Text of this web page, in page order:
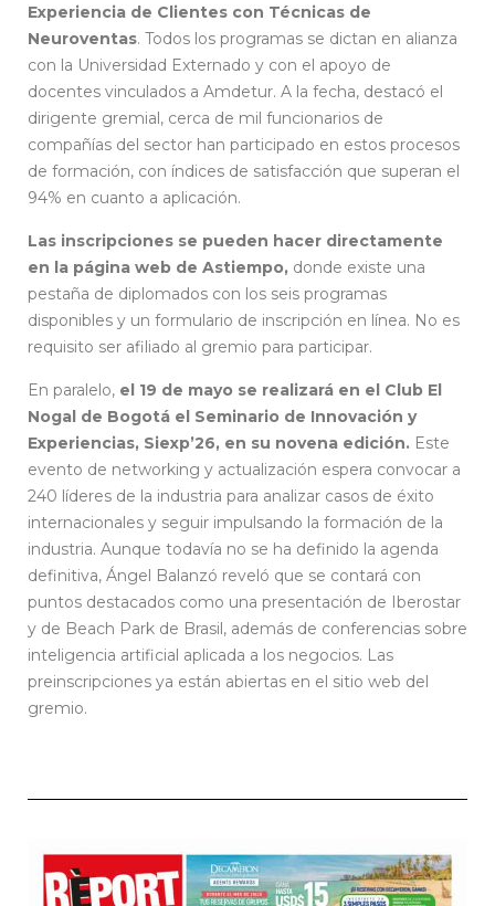
Experiencia de Clientes con Técnicas de
Neuroventas. Todos los programas se dictan en alianza
con la Universidad Externado y con el apoyo de
docentes vinculados a Amdetur. A la fecha, destacó el
dirigente gremial, cerca de mil funcionarios de
compañías del sector han participado en estos procesos
de formación, con índices de satisfacción que superan el
94% en cuanto a aplicación.
Las inscripciones se pueden hacer directamente
en la página web de Astiempo, donde existe una
pestaña de diplomados con los seis programas
disponibles y un formulario de inscripción en línea. No es
requisito ser afiliado al gremio para participar.
En paralelo, el 19 de mayo se realizará en el Club El
Nogal de Bogotá el Seminario de Innovación y
Experiencias, Siexp’26, en su novena edición. Este
evento de networking y actualización espera convocar a
240 líderes de la industria para analizar casos de éxito
internacionales y seguir impulsando la formación de la
industria. Aunque todavía no se ha definido la agenda
definitiva, Ángel Balanzó reveló que se contará con
puntos destacados como una presentación de Iberostar
y de Beach Park de Brasil, además de conferencias sobre
inteligencia artificial aplicada a los negocios. Las
preinscripciones ya están abiertas en el sitio web del
gremio.